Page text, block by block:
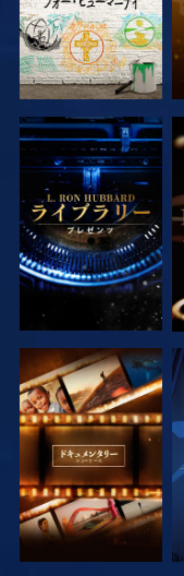
シリーズを探求
シリーズを探求